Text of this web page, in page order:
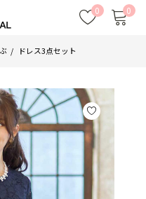
0 0
ドレス3点セット